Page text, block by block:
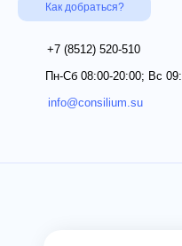
Как добраться?
+7 (8512) 520-510
Пн-Сб 08:00-20:00; Вс
info@consilium.su